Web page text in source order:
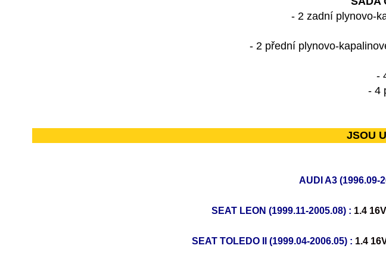
- 2 zadní plynovo-
- 2 přední plynovo-
-
- 4
JSOU
AUDI A3 (1996.09-
SEAT LEON (1999.11-2005.08) : 1.4
SEAT TOLEDO II (1999.04-2006.05) : 1.4